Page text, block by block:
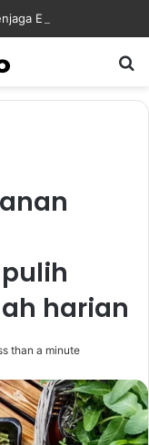
harian
than a minute